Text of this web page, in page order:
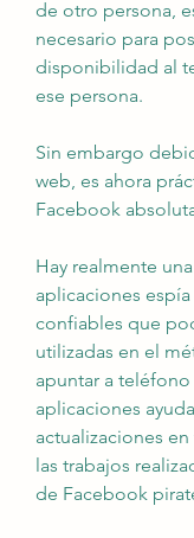
de otro persona,
necesario para
disponibilidad al
ese persona.
Sin embargo
web, es ahora
Facebook
Hay realmente
aplicaciones
confiables que
utilizadas en el
apuntar a teléfono
aplicaciones
actualizaciones
las trabajos
de Facebook